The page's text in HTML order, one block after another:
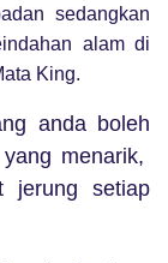
sedangkan
alam di
King.
anda boleh
menarik,
jerung setiap